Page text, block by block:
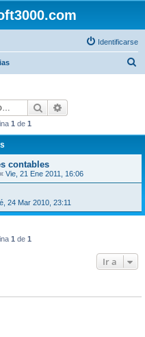
Identificarse
Buscar
1 de 1
contables
« Vie, 21 Ene 2011, 16:06
24 Mar 2010, 23:11
1 de 1
Ir a